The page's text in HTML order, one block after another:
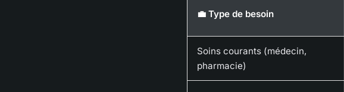
💼 Type de besoin
Soins courants (médecin,
pharmacie)